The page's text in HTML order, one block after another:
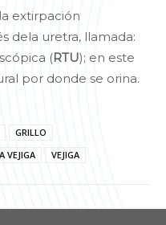
extirpación
dela uretra, llamada:
(RTU); en este
por donde se orina.
GRILLO
VEJIGA VEJIGA